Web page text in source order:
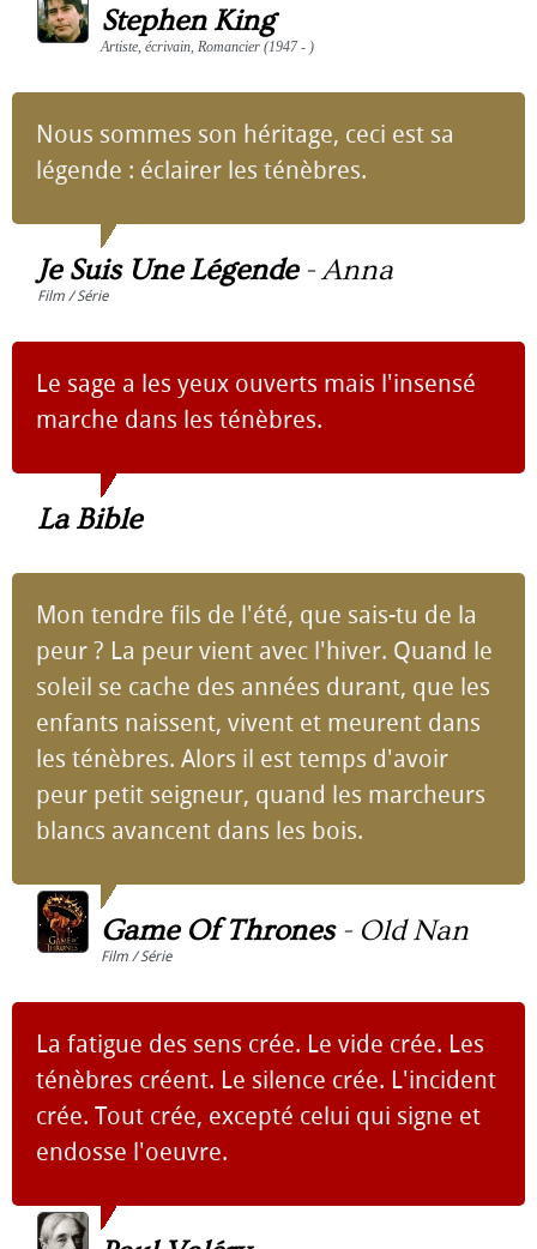
Stephen King
Artiste, écrivain, Romancier (1947 - )
Nous sommes son héritage, ceci est sa
légende : éclairer les ténèbres.
Je Suis Une Légende-Anna
Film / Série
Le sage a les yeux ouverts mais l'insensé
marche dans les ténèbres.
La Bible
Mon tendre fils de l'été, que sais-tu de la
peur ? La peur vient avec l'hiver. Quand le
soleil se cache des années durant, que les
enfants naissent, vivent et meurent dans
les ténèbres. Alors il est temps d'avoir
peur petit seigneur, quand les marcheurs
blancs avancent dans les bois.
Game Of Thrones- Old Nan
Film / Série
La fatigue des sens crée. Le vide crée. Les
ténèbres créent. Le silence crée. L'incident
crée. Tout crée, excepté celui qui signe et
endosse l'oeuvre.